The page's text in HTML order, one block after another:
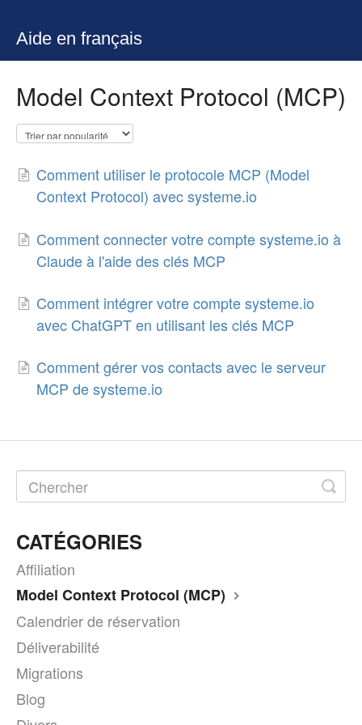
Aide en français
Model Context Protocol (MCP)
Comment utiliser le protocole MCP (Model
Context Protocol) avec systeme.io
Comment connecter votre compte systeme.io à
Claude à l'aide des clés MCP
Comment intégrer votre compte systeme.io
avec ChatGPT en utilisant les clés MCP
Comment gérer vos contacts avec le serveur
MCP de systeme.io
CATÉGORIES
Affiliation
Model Context Protocol (MCP)
Calendrier de réservation
Déliverabilité
Migrations
Blog